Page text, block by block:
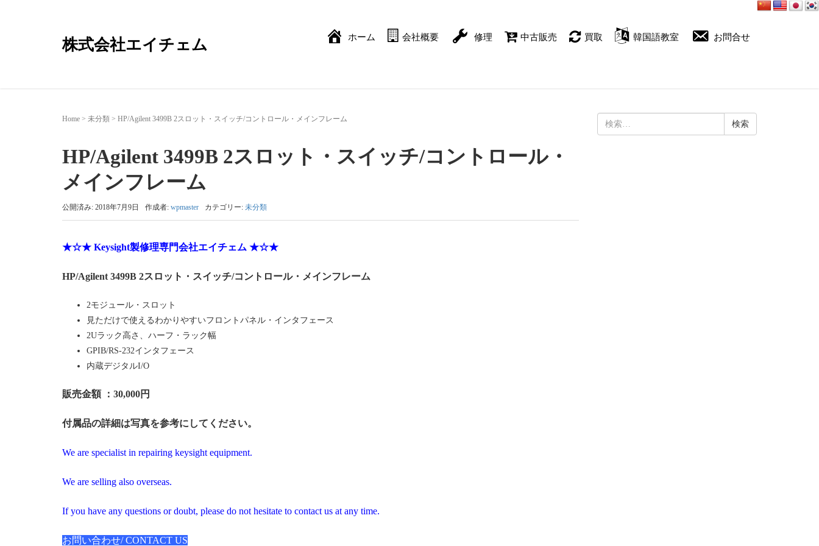
株式会社エイチェム ホーム 会社概要 修理 中古販売 買取 韓国語教室 お問合せ
Home > 未分類 > HP/Agilent 3499B 2スロット・スイッチ/コントロール・メインフレーム
HP/Agilent 3499B 2スロット・スイッチ/コントロール・
メインフレーム
公開済み: 2018年7月9日 作成者: wpmaster カテゴリー: 未分類
★☆★ Keysight製修理専門会社エイチェム ★☆★
HP/Agilent 3499B 2スロット・スイッチ/コントロール・メインフレーム
2モジュール・スロット
見ただけで使えるわかりやすいフロントパネル・インタフェース
2Uラック高さ、ハーフ・ラック幅
GPIB/RS-232インタフェース
内蔵デジタルI/O
販売金額 ：30,000円
付属品の詳細は写真を参考にしてください。
We are specialist in repairing keysight equipment.
We are selling also overseas.
If you have any questions or doubt, please do not hesitate to contact us at any time.
お問い合わせ/ CONTACT US
索: